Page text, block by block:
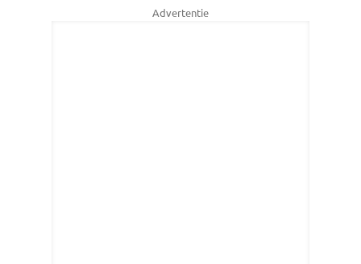
Advertentie